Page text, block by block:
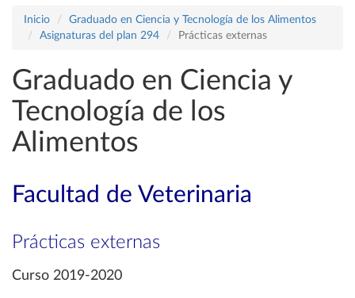
Inicio
Graduado en Ciencia y Tecnología de los Alimentos
Asignaturas del plan 294
Prácticas externas
Graduado en Ciencia y
Tecnología de los
Alimentos
Facultad de Veterinaria
Prácticas externas
Curso 2019-2020